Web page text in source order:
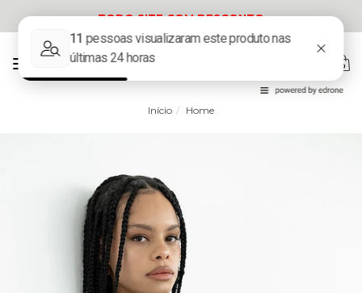
TODO SITE COM DESCONTO
navegação
0
Início Home